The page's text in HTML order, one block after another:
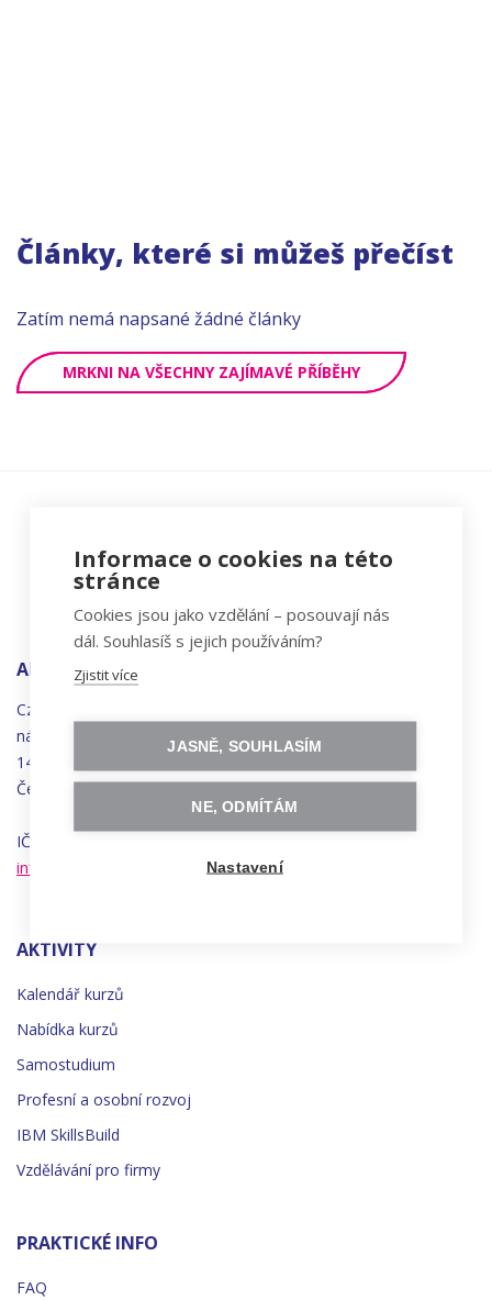
Články, které si můžeš přečíst
Zatím nemá napsané žádné články
MRKNI NA VŠECHNY ZAJÍMAVÉ PŘÍBĚHY
ADRESA
Czechitas, z.ú.
náměstí
Synků 1748/17
140 00 Praha 4 - Nusle
Česká republika
IČO 22834958 | DIČ CZ22834958
info@czechitas.cz
AKTIVITY
Kalendář kurzů
Nabídka kurzů
Samostudium
Profesní a osobní rozvoj
IBM SkillsBuild
Vzdělávání pro firmy
PRAKTICKÉ INFO
FAQ
Informace o cookies na této
stránce
Cookies jsou jako vzdělání – posouvají nás
dál. Souhlasíš s jejich používáním?
Zjistit více
JASNĚ, SOUHLASÍM
NE, ODMÍTÁM
Nastavení